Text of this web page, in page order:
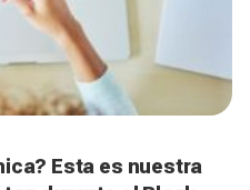
Esta es nuestra